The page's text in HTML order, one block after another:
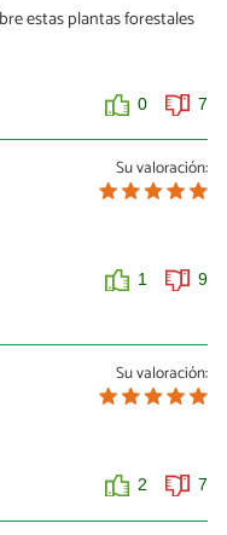
estas plantas forestales
0 7
Su valoración:
1 9
Su valoración:
2 7